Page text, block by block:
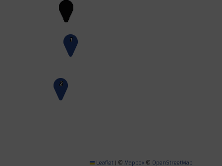
1
2
Leaflet | © Mapbox © OpenStreetMap